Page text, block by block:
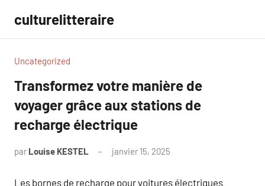
contenu
culturelitteraire
Uncategorized
Transformez votre manière de
voyager grâce aux stations de
recharge électrique
par Louise KESTEL janvier 15, 2025
Les bornes de recharge pour voitures électriques